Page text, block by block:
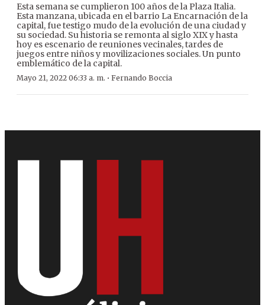
Esta semana se cumplieron 100 años de la Plaza Italia.
Esta manzana, ubicada en el barrio La Encarnación de la
capital, fue testigo mudo de la evolución de una ciudad y
su sociedad. Su historia se remonta al siglo XIX y hasta
hoy es escenario de reuniones vecinales, tardes de
juegos entre niños y movilizaciones sociales. Un punto
emblemático de la capital.
Mayo 21, 2022 06:33 a. m. · Fernando Boccia